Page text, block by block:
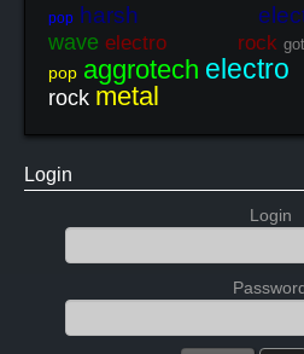
pop harsh
wave electro rock
pop aggrotech
rock metal
Login
Login